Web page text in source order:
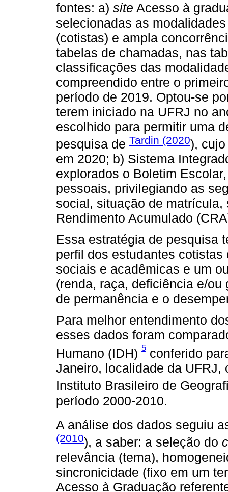
fontes: a) site Acesso à
selecionadas as
(cotistas) e ampla
tabelas de chamadas, nas
classificações das
compreendido entre o
período de 2019. Optou-se
terem iniciado na UFRJ no
escolhido para permitir uma
pesquisa de Tardin (2020),
em 2020; b) Sistema
explorados o Boletim
pessoais, privilegiando as
social, situação de
Rendimento Acumulado
Essa estratégia de pesquisa
perfil dos estudantes
sociais e acadêmicas e um
(renda, raça, deficiência e/
de permanência e o
Para melhor entendimento
esses dados foram
Humano (IDH) 5 conferido
Janeiro, localidade da
Instituto Brasileiro de
período 2000-2010.
A análise dos dados seguiu
(2010), a saber: a seleção do
relevância (tema),
sincronicidade (fixo em um
Acesso à Graduação